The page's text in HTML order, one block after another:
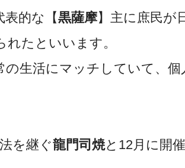
表的な【黒薩摩】主に庶民が
たといいます。
生活にマッチしていて、個
を継ぐ龍門司焼と12月に開